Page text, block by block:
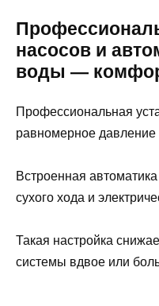
насосов и
воды —
Профессиональная
равномерное
Встроенная
сухого хода и
Такая настройка
системы вдвое или